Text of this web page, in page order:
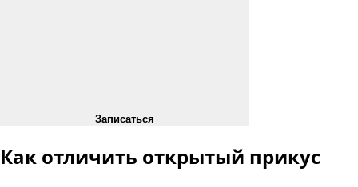
Записаться
Как отличить открытый прикус